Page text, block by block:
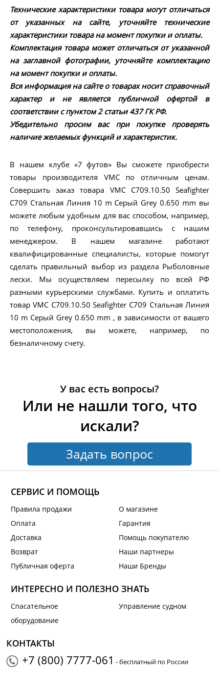
Технические характеристики товара могут отличаться
от указанных на сайте, уточняйте технические
характеристики товара на момент покупки и оплаты.
Комплектация товара может отличаться от указанной
на заглавной фотографии, уточняйте комплектацию
на момент покупки и оплаты.
Вся информация на сайте о товарах носит справочный
характер и не является публичной офертой в
соответствии с пунктом 2 статьи 437 ГК РФ.
Убедительно просим вас при покупке проверять
наличие желаемых функций и характеристик.
В нашем клубе «7 футов» Вы сможете приобрести
товары производителя VMC по отличным ценам.
Совершить заказ товара VMC C709.10.50 Seafighter
C709 Стальная Линия 10 m Серый Grey 0.650 mm вы
можете любым удобным для вас способом, например,
по телефону, проконсультировавшись с нашим
менеджером. В нашем магазине работают
квалифицированные специалисты, которые помогут
сделать правильный выбор из раздела Рыболовные
лески. Мы осуществляем пересылку по всей РФ
разными курьерскими службами. Купить и оплатить
товар VMC C709.10.50 Seafighter C709 Стальная Линия
10 m Серый Grey 0.650 mm , в зависимости от вашего
местоположения, вы можете, например, по
безналичному счету.
У вас есть вопросы?
Или не нашли того, что
искали?
Задать вопрос
СЕРВИС И ПОМОЩЬ
Правила продажи
Оплата
Доставка
Возврат
Публичная оферта
О магазине
Гарантия
Помощь покупателю
Наши партнеры
Наши Бренды
ИНТЕРЕСНО И ПОЛЕЗНО ЗНАТЬ
Спасательное
оборудование
Управление судном
КОНТАКТЫ
+7 (800) 7777-061 - бесплатный по России